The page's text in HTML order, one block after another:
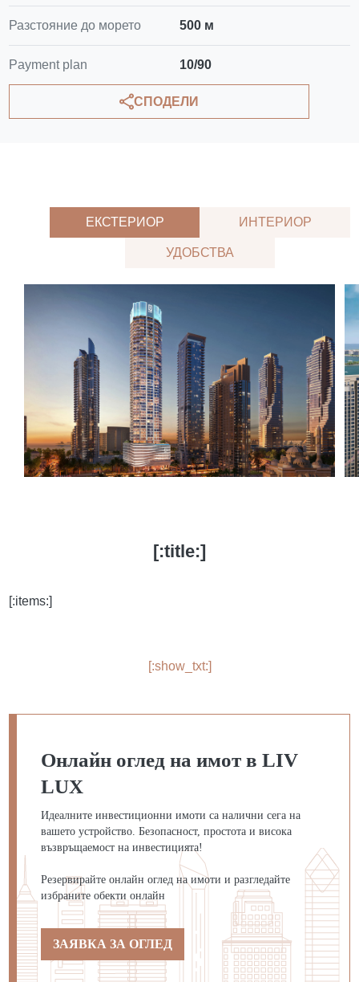
Разстояние до морето 500 м
Payment plan 10/90
СПОДЕЛИ
ЕКСТЕРИОР ИНТЕРИОР
УДОБСТВА
[:title:]
[:items:]
[:show_txt:]
Онлайн оглед на имот в LIV
LUX
Идеалните инвестиционни имоти са налични сега на
вашето устройство. Безопасност, простота и висока
възвръщаемост на инвестицията!
Резервирайте онлайн оглед на имоти и разгледайте
избраните обекти онлайн
ЗАЯВКА ЗА ОГЛЕД